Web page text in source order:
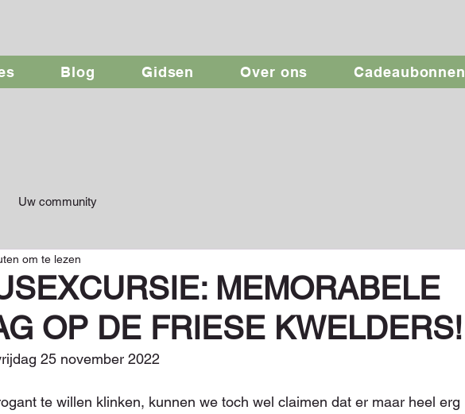
Blog Gidsen Over ons Cadeaubonnen
Uw community
MEMORABELE
OP DE FRIESE KWELDERS!
om te lezen
25 november 2022
te willen klinken, kunnen we toch wel claimen dat er maar heel erg